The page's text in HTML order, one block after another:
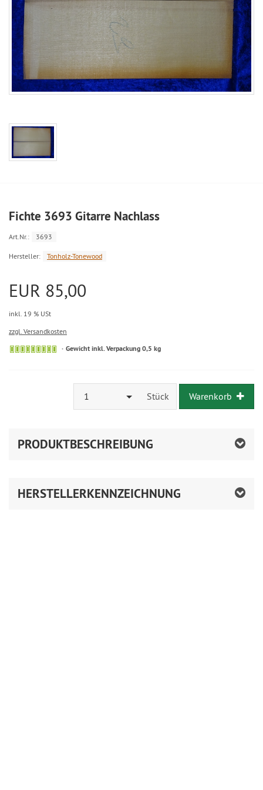
Fichte 3693 Gitarre Nachlass
Art.Nr.: 3693
Hersteller: Tonholz-Tonewood
EUR 85,00
inkl. 19 % USt
zzgl. Versandkosten
Gewicht inkl. Verpackung 0,5 kg
1 Stück Warenkorb
PRODUKTBESCHREIBUNG
HERSTELLERKENNZEICHNUNG